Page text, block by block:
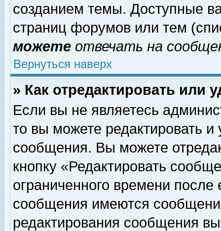
созданием темы. Доступные
страниц форумов или тем
можете отвечать на
Вернуться наверх
» Как отредактировать или
Если вы не являетесь
то вы можете редактировать и
сообщения. Вы можете
кнопку «Редактировать
ограниченного времени
сообщения имеются
редактирования сообщения